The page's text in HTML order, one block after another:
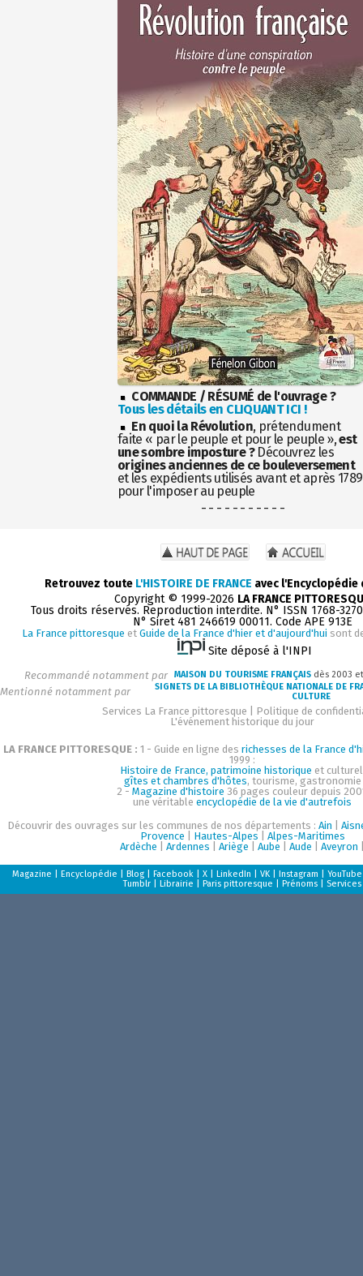
COMMANDE / RÉSUMÉ de l'ouvrage ?
Tous les détails en CLIQUANT ICI !
En quoi la Révolution, prétendument
faite « par le peuple et pour le peuple »,est
une sombre imposture ?Découvrez les
origines anciennes de ce bouleversement
et les expédients utilisés avant et après 1789
pour l'imposer au peuple
- - - - - - - - - - -
Retrouvez toute L'HISTOIRE DE FRANCE avec
Copyright © 1999-2026 LA FRANCE
Tous droits réservés. Reproduction interdite. N° ISSN 1768-
N° Siret 481 246619 00011. Code APE 913E
La France pittoresque et Guide de la France d'hier et d'aujourd'hui sont
Site déposé à l'INPI
Recommandé notamment par MAISON DU TOURISME FRANÇAIS dès 2003
Mentionné notamment par
SIGNETS DE LA BIBLIOTHÈQUE NATIONALE DE
CULTURE
Services La France pittoresque
Politique de
L'événement historique du jour
LA FRANCE PITTORESQUE : 1 - Guide en ligne des richesses de la France
1999 :
Histoire de France, patrimoine historique et
gîtes et chambres d'hôtes, tourisme, gastronomie
2 - Magazine d'histoire 36 pages couleur depuis
une véritableencyclopédie de la vie d'autrefois
Découvrir des ouvrages sur les communes de nos départements :Ain |
Provence
Hautes-Alpes
Alpes-Maritimes
Ardèche |Ardennes |Ariège |Aube |Aude |Aveyron
Magazine |Encyclopédie |Blog |Facebook |X |LinkedIn |VK |Instagram |YouTube
Tumblr |Librairie |Paris pittoresque |Prénoms Services